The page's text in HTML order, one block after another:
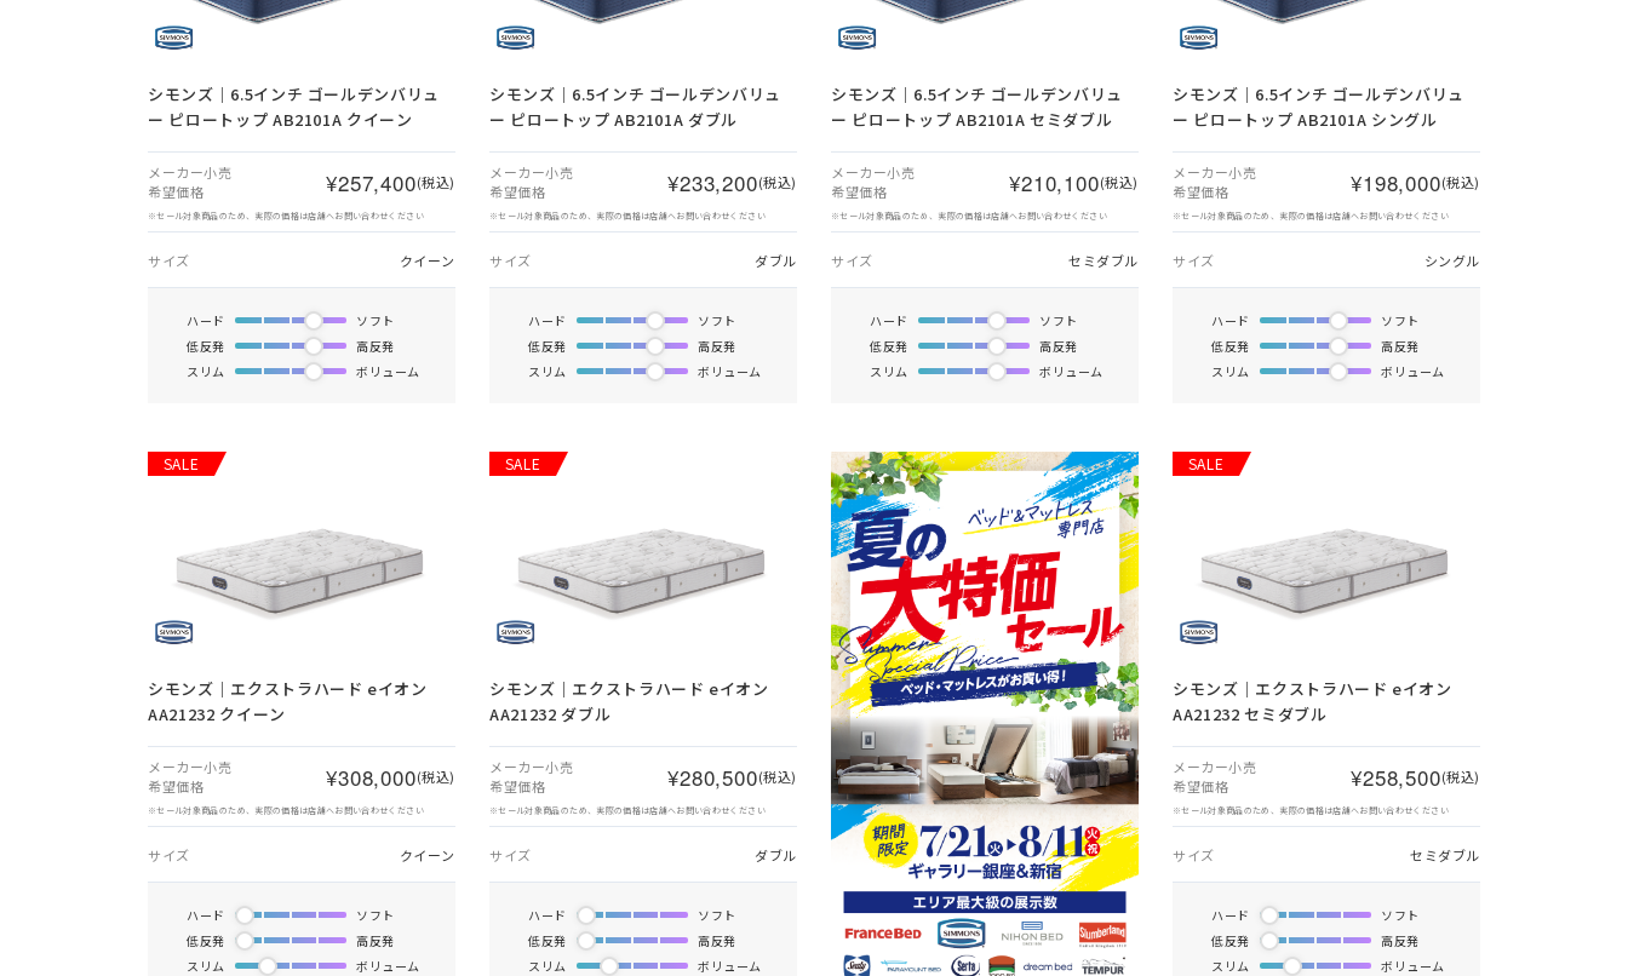
シモンズ｜6.5インチ ゴールデンバリュ
ー ピロートップ AB2101A クイーン
メーカー小売
希望価格
¥257,400(税込)
※セール対象商品のため、実際の価格は店舗へお問い合わせください
サイズ クイーン
ハード
ソフト
低反発
高反発
スリム
ボリューム
シモンズ｜6.5インチ ゴールデンバリュ
ー ピロートップ AB2101A ダブル
メーカー小売
希望価格
¥233,200(税込)
※セール対象商品のため、実際の価格は店舗へお問い合わせください
サイズ ダブル
ハード
ソフト
低反発
高反発
スリム
ボリューム
シモンズ｜6.5インチ ゴールデンバリュ
ー ピロートップ AB2101A セミダブル
メーカー小売
希望価格
¥210,100(税込)
※セール対象商品のため、実際の価格は店舗へお問い合わせください
サイズ セミダブル
ハード
ソフト
低反発
高反発
スリム
ボリューム
シモンズ｜6.5インチ ゴールデンバリュ
ー ピロートップ AB2101A シングル
メーカー小売
希望価格
¥198,000(税込)
※セール対象商品のため、実際の価格は店舗へお問い合わせください
サイズ シングル
ハード
ソフト
低反発
高反発
スリム
ボリューム
SALE
シモンズ｜エクストラハード eイオン
AA21232 クイーン
メーカー小売
希望価格
¥308,000(税込)
※セール対象商品のため、実際の価格は店舗へお問い合わせください
サイズ クイーン
ハード
ソフト
低反発
高反発
スリム
ボリューム
SALE
シモンズ｜エクストラハード eイオン
AA21232 ダブル
メーカー小売
希望価格
¥280,500(税込)
※セール対象商品のため、実際の価格は店舗へお問い合わせください
サイズ ダブル
ハード
ソフト
低反発
高反発
スリム
ボリューム
SALE
シモンズ｜エクストラハード eイオン
AA21232 セミダブル
メーカー小売
希望価格
¥258,500(税込)
※セール対象商品のため、実際の価格は店舗へお問い合わせください
サイズ セミダブル
ハード
ソフト
低反発
高反発
スリム
ボリューム